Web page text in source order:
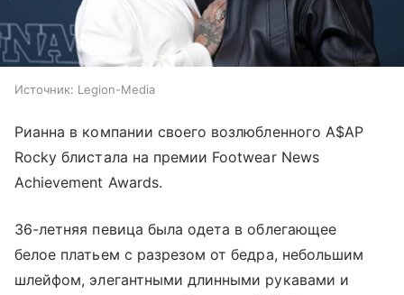
Источник: Legion-Media
Рианна в компании своего возлюбленного A$AP
Rocky блистала на премии Footwear News
Achievement Awards.
36-летняя певица была одета в облегающее
белое платьем с разрезом от бедра, небольшим
шлейфом, элегантными длинными рукавами и